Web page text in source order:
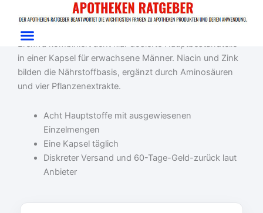
Inhalt
springen
Erwachsenenprobleme/ Erexiva
Erexiva Test: Männerformel mit Niacin und Zink
Erexiva kombiniert acht klar dosierte Hauptbestandteile
in einer Kapsel für erwachsene Männer. Niacin und Zink
bilden die Nährstoffbasis, ergänzt durch Aminosäuren
und vier Pflanzenextrakte.
Acht Hauptstoffe mit ausgewiesenen
Einzelmengen
Eine Kapsel täglich
Diskreter Versand und 60-Tage-Geld-zurück laut
Anbieter